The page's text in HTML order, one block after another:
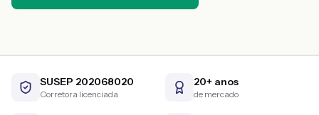
SUSEP 202068020
Corretora licenciada
20+ anos
de mercado